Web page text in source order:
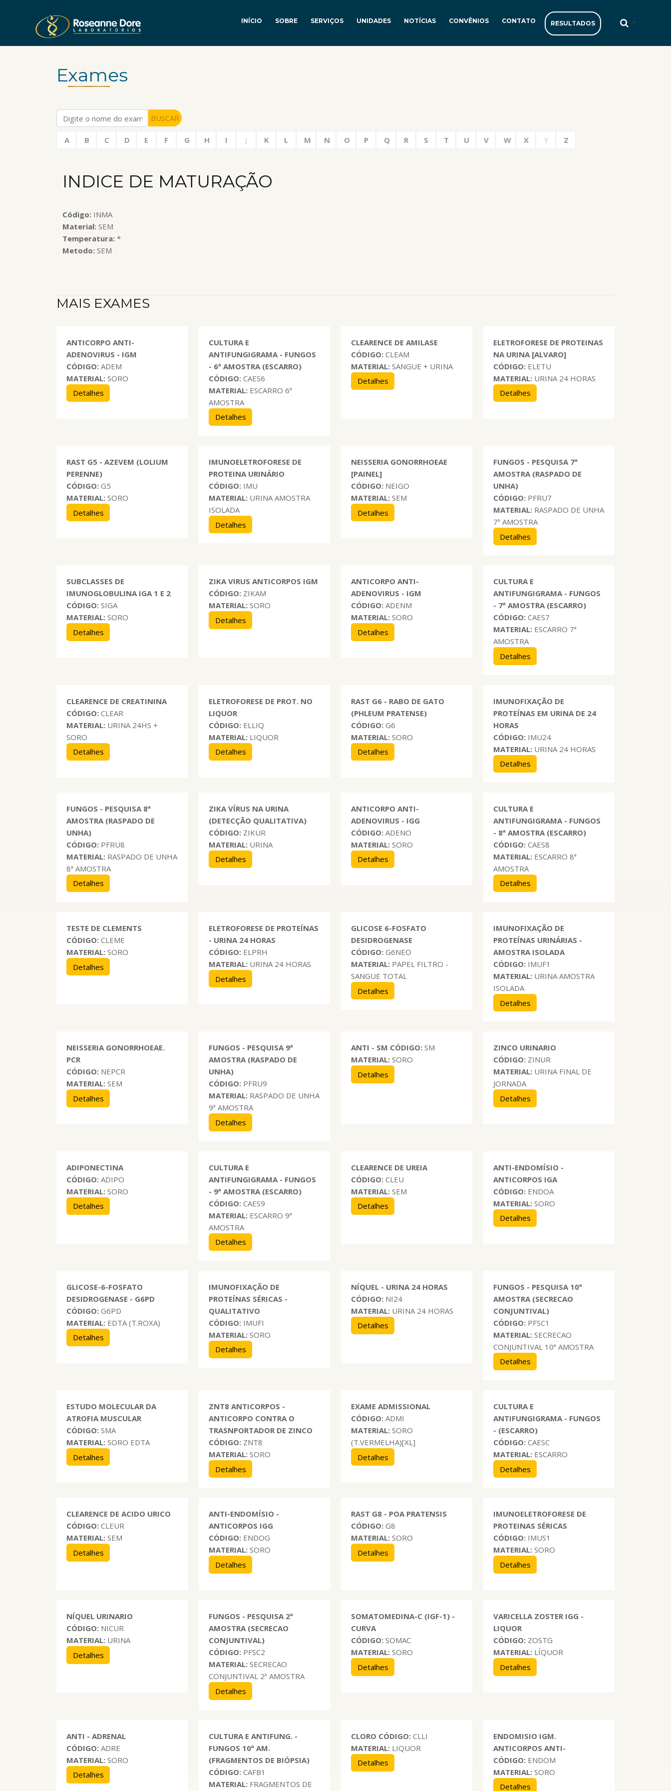
INÍCIO SOBRE SERVIÇOS UNIDADES -
NOTÍCIAS CONVÊNIOS CONTATO RESULTADOS
Exames
BUSCAR
A B C D E F G H I J K L M N O P Q R S T U V W X Y Z
INDICE DE MATURAÇÃO
Código:INMA
Material:SEM
Temperatura:*
Metodo:SEM
MAIS EXAMES
ANTICORPO ANTI-
ADENOVIRUS - IGM
CÓDIGO:ADEM
MATERIAL: SORO
Detalhes
CULTURA E
ANTIFUNGIGRAMA - FUNGOS
- 6ª AMOSTRA (ESCARRO)
CÓDIGO:CAES6
MATERIAL: ESCARRO 6ª
AMOSTRA
Detalhes
CLEARENCE DE AMILASE
CÓDIGO:CLEAM
MATERIAL: SANGUE + URINA
Detalhes
ELETROFORESE DE PROTEINAS
NA URINA [ALVARO]
CÓDIGO: ELETU
MATERIAL: URINA 24 HORAS
Detalhes
RAST G5 - AZEVEM (LOLIUM
PERENNE)
CÓDIGO:G5
MATERIAL: SORO
Detalhes
IMUNOELETROFORESE DE
PROTEINA URINÁRIO
CÓDIGO: IMU
MATERIAL: URINA AMOSTRA
ISOLADA
Detalhes
NEISSERIA GONORRHOEAE
[PAINEL]
CÓDIGO: NEIGO
MATERIAL: SEM
Detalhes
FUNGOS - PESQUISA 7ª
AMOSTRA (RASPADO DE
UNHA)
CÓDIGO: PFRU7
MATERIAL: RASPADO DE UNHA
7ª AMOSTRA
Detalhes
SUBCLASSES DE
IMUNOGLOBULINA IGA 1 E 2
CÓDIGO:SIGA
MATERIAL: SORO
Detalhes
ZIKA VIRUS ANTICORPOS IGM
CÓDIGO: ZIKAM
MATERIAL: SORO
Detalhes
ANTICORPO ANTI-
ADENOVIRUS - IGM
CÓDIGO:ADENM
MATERIAL: SORO
Detalhes
CULTURA E
ANTIFUNGIGRAMA - FUNGOS
- 7ª AMOSTRA (ESCARRO)
CÓDIGO:CAES7
MATERIAL: ESCARRO 7ª
AMOSTRA
Detalhes
CLEARENCE DE CREATININA
CÓDIGO:CLEAR
MATERIAL: URINA 24HS +
SORO
Detalhes
ELETROFORESE DE PROT. NO
LIQUOR
CÓDIGO: ELLIQ
MATERIAL: LIQUOR
Detalhes
RAST G6 - RABO DE GATO
(PHLEUM PRATENSE)
CÓDIGO:G6
MATERIAL: SORO
Detalhes
IMUNOFIXAÇÃO DE
PROTEÍNAS EM URINA DE 24
HORAS
CÓDIGO: IMU24
MATERIAL: URINA 24 HORAS
Detalhes
FUNGOS - PESQUISA 8ª
AMOSTRA (RASPADO DE
UNHA)
CÓDIGO: PFRU8
MATERIAL: RASPADO DE UNHA
8ª AMOSTRA
Detalhes
ZIKA VÍRUS NA URINA
(DETECÇÃO QUALITATIVA)
CÓDIGO: ZIKUR
MATERIAL: URINA
Detalhes
ANTICORPO ANTI-
ADENOVIRUS - IGG
CÓDIGO:ADENO
MATERIAL: SORO
Detalhes
CULTURA E
ANTIFUNGIGRAMA - FUNGOS
- 8ª AMOSTRA (ESCARRO)
CÓDIGO:CAES8
MATERIAL: ESCARRO 8ª
AMOSTRA
Detalhes
TESTE DE CLEMENTS
CÓDIGO:CLEME
MATERIAL: SORO
Detalhes
ELETROFORESE DE PROTEÍNAS
- URINA 24 HORAS
CÓDIGO: ELPRH
MATERIAL: URINA 24 HORAS
Detalhes
GLICOSE 6-FOSFATO
DESIDROGENASE
CÓDIGO:G6NEO
MATERIAL: PAPEL FILTRO -
SANGUE TOTAL
Detalhes
IMUNOFIXAÇÃO DE
PROTEÍNAS URINÁRIAS -
AMOSTRA ISOLADA
CÓDIGO: IMUF1
MATERIAL: URINA AMOSTRA
ISOLADA
Detalhes
NEISSERIA GONORRHOEAE.
PCR
CÓDIGO: NEPCR
MATERIAL: SEM
Detalhes
FUNGOS - PESQUISA 9ª
AMOSTRA (RASPADO DE
UNHA)
CÓDIGO: PFRU9
MATERIAL: RASPADO DE UNHA
9ª AMOSTRA
Detalhes
ANTI - SM CÓDIGO:SM
MATERIAL: SORO
Detalhes
ZINCO URINARIO
CÓDIGO: ZINUR
MATERIAL: URINA FINAL DE
JORNADA
Detalhes
ADIPONECTINA
CÓDIGO:ADIPO
MATERIAL: SORO
Detalhes
CULTURA E
ANTIFUNGIGRAMA - FUNGOS
- 9ª AMOSTRA (ESCARRO)
CÓDIGO:CAES9
MATERIAL: ESCARRO 9ª
AMOSTRA
Detalhes
CLEARENCE DE UREIA
CÓDIGO:CLEU
MATERIAL: SEM
Detalhes
ANTI-ENDOMÍSIO -
ANTICORPOS IGA
CÓDIGO: ENDOA
MATERIAL: SORO
Detalhes
GLICOSE-6-FOSFATO
DESIDROGENASE - G6PD
CÓDIGO:G6PD
MATERIAL: EDTA (T.ROXA)
Detalhes
IMUNOFIXAÇÃO DE
PROTEÍNAS SÉRICAS -
QUALITATIVO
CÓDIGO: IMUFI
MATERIAL: SORO
Detalhes
NÍQUEL - URINA 24 HORAS
CÓDIGO: NI24
MATERIAL: URINA 24 HORAS
Detalhes
FUNGOS - PESQUISA 10ª
AMOSTRA (SECRECAO
CONJUNTIVAL)
CÓDIGO: PFSC1
MATERIAL: SECRECAO
CONJUNTIVAL 10ª AMOSTRA
Detalhes
ESTUDO MOLECULAR DA
ATROFIA MUSCULAR
CÓDIGO:SMA
MATERIAL: SORO EDTA
Detalhes
ZNT8 ANTICORPOS -
ANTICORPO CONTRA O
TRASNPORTADOR DE ZINCO
CÓDIGO: ZNT8
MATERIAL: SORO
Detalhes
EXAME ADMISSIONAL
CÓDIGO:ADMI
MATERIAL: SORO
(T.VERMELHA)[XL]
Detalhes
CULTURA E
ANTIFUNGIGRAMA - FUNGOS
- (ESCARRO)
CÓDIGO:CAESC
MATERIAL: ESCARRO
Detalhes
CLEARENCE DE ACIDO URICO
CÓDIGO:CLEUR
MATERIAL: SEM
Detalhes
ANTI-ENDOMÍSIO -
ANTICORPOS IGG
CÓDIGO: ENDOG
MATERIAL: SORO
Detalhes
RAST G8 - POA PRATENSIS
CÓDIGO:G8
MATERIAL: SORO
Detalhes
IMUNOELETROFORESE DE
PROTEINAS SÉRICAS
CÓDIGO: IMUS1
MATERIAL: SORO
Detalhes
NÍQUEL URINARIO
CÓDIGO: NICUR
MATERIAL: URINA
Detalhes
FUNGOS - PESQUISA 2ª
AMOSTRA (SECRECAO
CONJUNTIVAL)
CÓDIGO: PFSC2
MATERIAL: SECRECAO
CONJUNTIVAL 2ª AMOSTRA
Detalhes
SOMATOMEDINA-C (IGF-1) -
CURVA
CÓDIGO:SOMAC
MATERIAL: SORO
Detalhes
VARICELLA ZOSTER IGG -
LIQUOR
CÓDIGO: ZOSTG
MATERIAL: LÍQUOR
Detalhes
ANTI - ADRENAL
CÓDIGO:ADRE
MATERIAL: SORO
Detalhes
CULTURA E ANTIFUNG. -
FUNGOS 10ª AM.
(FRAGMENTOS DE BIÓPSIA)
CÓDIGO:CAFB1
MATERIAL: FRAGMENTOS DE
CLORO CÓDIGO:CLLI
MATERIAL: LIQUOR
Detalhes
ENDOMISIO IGM.
ANTICORPOS ANTI-
CÓDIGO: ENDOM
MATERIAL: SORO
Detalhes